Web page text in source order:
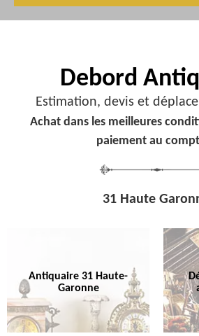
Debord
Estimation, devis et
Achat dans les meilleures
paiement au
31 Haute
Antiquaire 31 Haute-
Garonne